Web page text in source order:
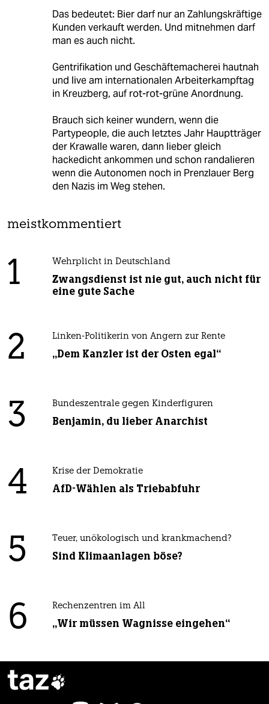
Das bedeutet: Bier darf nur an Zahlungskräftige
Kunden verkauft werden. Und mitnehmen darf
man es auch nicht.
Gentrifikation und Geschäftemacherei hautnah
und live am internationalen Arbeiterkampftag
in Kreuzberg, auf rot-rot-grüne Anordnung.
Brauch sich keiner wundern, wenn die
Partypeople, die auch letztes Jahr Hauptträger
der Krawalle waren, dann lieber gleich
hackedicht ankommen und schon randalieren
wenn die Autonomen noch in Prenzlauer Berg
den Nazis im Weg stehen.
meistkommentiert
1 Wehrplicht in Deutschland
Zwangsdienst ist nie gut, auch nicht für
eine gute Sache
2 Linken-Politikerin von Angern zur Rente
„Dem Kanzler ist der Osten egal“
3 Bundeszentrale gegen Kinderfiguren
Benjamin, du lieber Anarchist
4 Krise der Demokratie
AfD-Wählen als Triebabfuhr
5 Teuer, unökologisch und krankmachend?
Sind Klimaanlagen böse?
6 Rechenzentren im All
„Wir müssen Wagnisse eingehen“
taz